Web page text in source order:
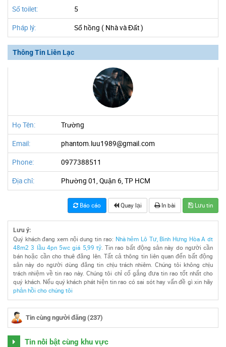
Số toilet: 5
Pháp lý: Sổ hồng ( Nhà và Đất )
Thông Tin Liên Lạc
Họ Tên: Trường
Email: phantom.luu1989@gmail.com
Phone: 0977388511
Địa chỉ: Phường 01, Quận 6, TP HCM
Báo cáo Quay lại In bài Lưu tin
Lưu ý:
Quý khách đang xem nội dung tin rao: Nhà hẻm Lô Tư, Bình Hưng Hòa A dt
48m2 3 lầu 4pn 5wc giá 5,99 tỷ. Tin rao bất động sản này do người cần
bán hoặc cần cho thuê đăng lên. Tất cả thông tin liên quan đến bất động
sản này do người dùng đăng tin chịu trách nhiêm. Chúng tôi không chịu
trách nhiệm về tin rao này. Chúng tôi chỉ cố gắng đưa tin rao tốt nhất cho
quý khách. Nếu quý khách phát hiện tin rao có sai sót hay vấn đề gì xin hãy
phản hồi cho chúng tôi
Tin cùng người đăng (237)
Tin nổi bật cùng khu vực